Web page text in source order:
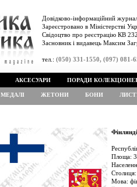
Довідково-інформаційний
Зареєстровано в Міністерстві
Свідоцтво про реєстрацію КВ
Засновник і видавець Максим
тел.: (050) 331-1550, (097) 081-
АКСЕСУАРИ ПОРАДИ
МЕДАЛІ ЖЕТОНИ БОНИ
Площа:
Мова: